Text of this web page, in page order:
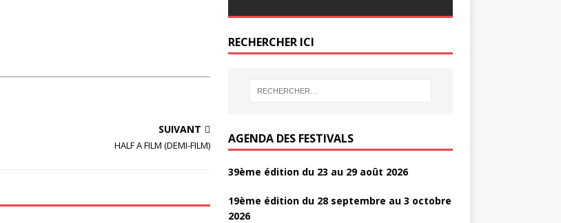
SUIVANT
HALF A FILM (DEMI-FILM)
e
b
o
o
itt
er
ta
er
RECHERCHER ICI
AGENDA DES FESTIVALS
39ème édition du 23 au 29 août 2026
19ème édition du 28 septembre au 3 octobre
2026